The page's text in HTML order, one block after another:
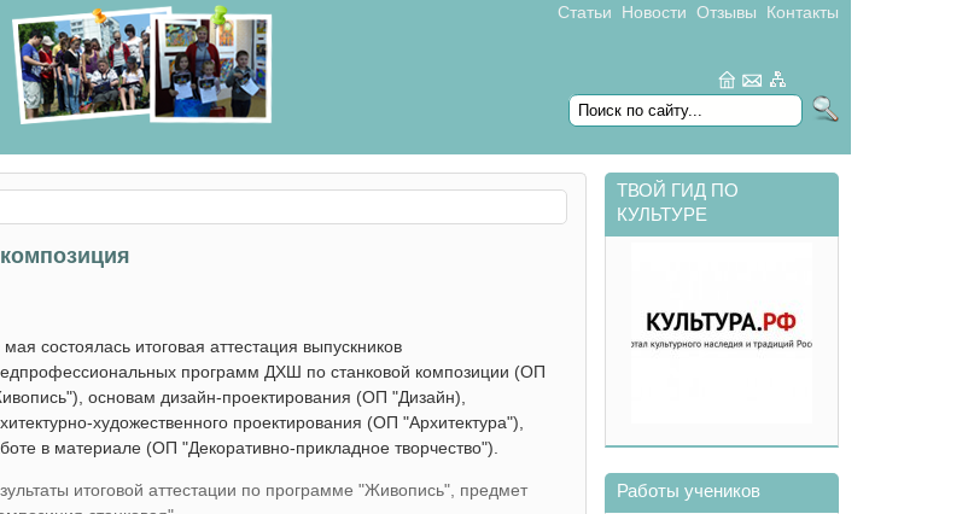
Статьи Новости Отзывы Контакты
Форма поиска
search
мая состоялась итоговая аттестация выпускников
программ ДХШ по станковой композиции (ОП
основам дизайн-проектирования (ОП "Дизайн),
художественного проектирования (ОП "Архитектура"),
в материале (ОП "Декоративно-прикладное творчество").
итоговой аттестации по программе "Живопись", предмет
ТВОЙ ГИД ПО
КУЛЬТУРЕ
Работы учеников